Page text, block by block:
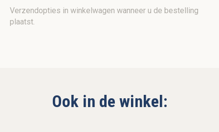
Verzendopties in winkelwagen wanneer u de bestelling
plaatst.
Ook in de winkel: